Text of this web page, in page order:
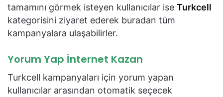
tamamını görmek isteyen kullanıcılar ise Turkcell
kategorisini ziyaret ederek buradan tüm
kampanyalara ulaşabilirler.
Yorum Yap İnternet Kazan
Turkcell kampanyaları için yorum yapan
kullanıcılar arasından otomatik seçecek